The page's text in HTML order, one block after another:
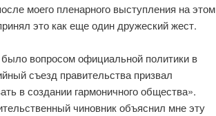
моего пленарного выступления на этом
это как еще один дружеский жест.
вопросом официальной политики в
съезд правительства призвал
в создании гармоничного общества».
чиновник объяснил мне эту